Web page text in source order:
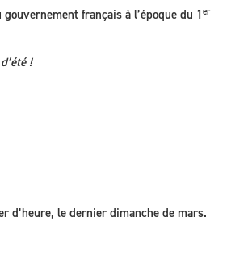
français à l’époque du 1 er
!
d’heure, le dernier dimanche de mars.